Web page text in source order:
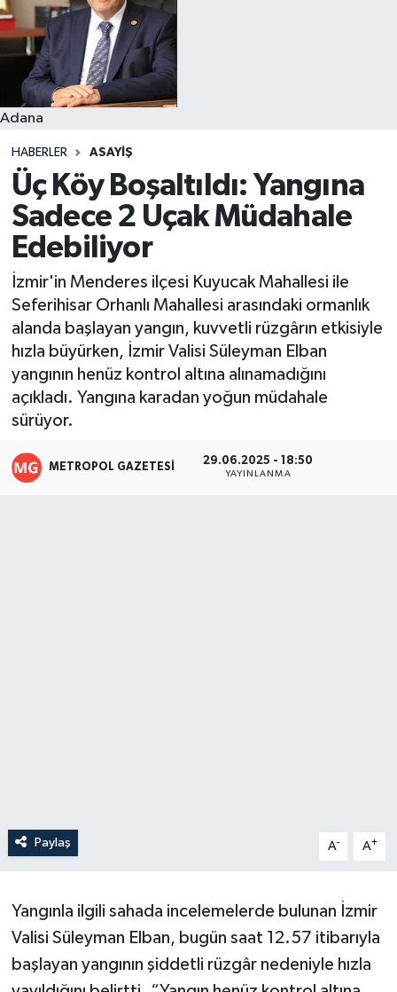
Adana
HABERLER ASAYIŞ
Üç Köy Boşaltıldı: Yangına
Sadece 2 Uçak Müdahale
Edebiliyor
İzmir'in Menderes ilçesi Kuyucak Mahallesi ile
Seferihisar Orhanlı Mahallesi arasındaki ormanlık
alanda başlayan yangın, kuvvetli rüzgârın etkisiyle
hızla büyürken, İzmir Valisi Süleyman Elban
yangının henüz kontrol altına alınamadığını
açıkladı. Yangına karadan yoğun müdahale
sürüyor.
METROPOL GAZETESI 29.06.2025 - 18:50
YAYINLANMA
Paylaş A- A+
Yangınla ilgili sahada incelemelerde bulunan İzmir
Valisi Süleyman Elban, bugün saat 12.57 itibarıyla
başlayan yangının şiddetli rüzgâr nedeniyle hızla
Resmi İlanlar